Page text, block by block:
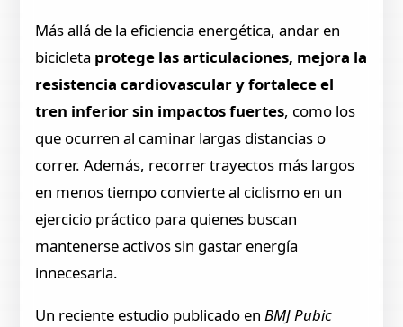
Más allá de la eficiencia energética, andar en
bicicleta protege las articulaciones, mejora la
resistencia cardiovascular y fortalece el
tren inferior sin impactos fuertes, como los
que ocurren al caminar largas distancias o
correr. Además, recorrer trayectos más largos
en menos tiempo convierte al ciclismo en un
ejercicio práctico para quienes buscan
mantenerse activos sin gastar energía
innecesaria.
Un reciente estudio publicado enBMJ Pubic